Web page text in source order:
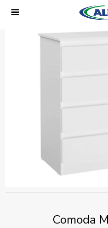

Comoda
Ingresa tus datos y te
Teléfono